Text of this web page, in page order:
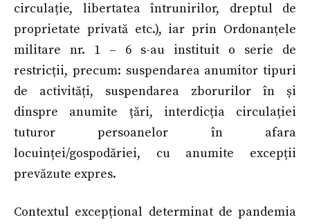
circulație, libertatea întrunirilor, dreptul de
proprietate privată etc.), iar prin Ordonanțele
militare nr. 1 – 6 s-au instituit o serie de
restricții, precum: suspendarea anumitor tipuri
de activități, suspendarea zborurilor în și
dinspre anumite țări, interdicția circulației
tuturor persoanelor în afara
locuinței/gospodăriei, cu anumite excepții
prevăzute expres.
Contextul excepțional determinat de pandemia